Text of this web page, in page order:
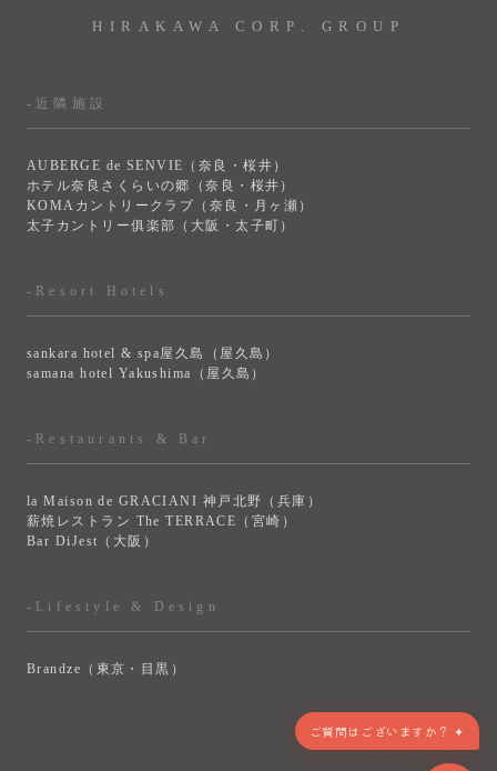
HIRAKAWA CORP. GROUP
-近隣施設
AUBERGE de SENVIE（奈良・桜井）
ホテル奈良さくらいの郷（奈良・桜井）
KOMAカントリークラブ（奈良・月ヶ瀬）
太子カントリー俱楽部（大阪・太子町）
-Resort Hotels
sankara hotel & spa屋久島（屋久島）
samana hotel Yakushima（屋久島）
-Restaurants & Bar
la Maison de GRACIANI 神戸北野（兵庫）
薪焼レストラン The TERRACE（宮崎）
Bar DiJest（大阪）
-Lifestyle & Design
Brandze（東京・目黒）
> VIEW MORE